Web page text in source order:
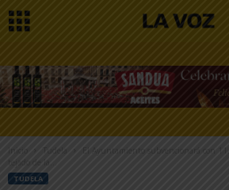
Inicio Tudela
El Ayuntamiento subvencionará con
TUDELA